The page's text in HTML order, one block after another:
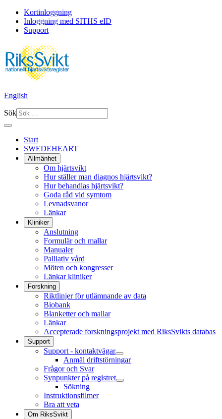
Kortinloggning
Inloggning med SITHS eID
Support
English
Sök
Start
SWEDEHEART
Allmänhet
Om hjärtsvikt
Hur ställer man diagnos hjärtsvikt?
Hur behandlas hjärtsvikt?
Goda råd vid symtom
Levnadsvanor
Länkar
Kliniker
Anslutning
Formulär och mallar
Manualer
Palliativ vård
Möten och kongresser
Länkar kliniker
Forskning
Riktlinjer för utlämnande av data
Biobank
Blanketter och mallar
Länkar
Accepterade forskningsprojekt med RiksSvikts databas
Support
Support - kontaktvägar
Anmäl driftstörningar
Frågor och Svar
Synpunkter på registret
Sökning
Instruktionsfilmer
Bra att veta
Om RiksSvikt